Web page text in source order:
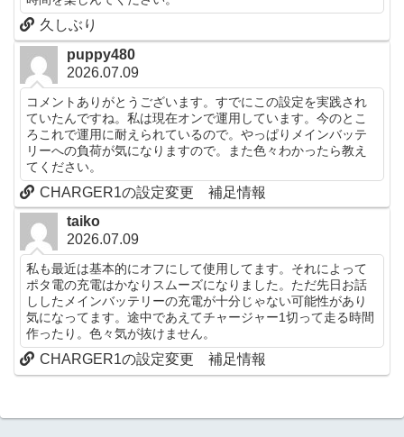
久しぶり
puppy480
2026.07.09
コメントありがとうございます。すでにこの設定を実践され
ていたんですね。私は現在オンで運用しています。今のとこ
ろこれで運用に耐えられているので。やっぱりメインバッテ
リーへの負荷が気になりますので。また色々わかったら教え
てください。
CHARGER1の設定変更 補足情報
taiko
2026.07.09
私も最近は基本的にオフにして使用してます。それによって
ポタ電の充電はかなりスムーズになりました。ただ先日お話
ししたメインバッテリーの充電が十分じゃない可能性があり
気になってます。途中であえてチャージャー1切って走る時間
作ったり。色々気が抜けません。
CHARGER1の設定変更 補足情報